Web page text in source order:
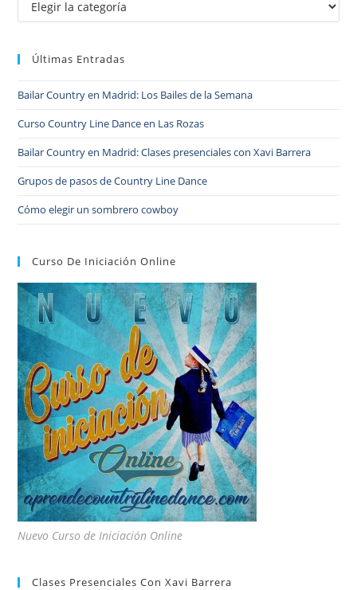
Últimas Entradas
Bailar Country en Madrid: Los Bailes de la Semana
Curso Country Line Dance en Las Rozas
Bailar Country en Madrid: Clases presenciales con Xavi Barrera
Grupos de pasos de Country Line Dance
Cómo elegir un sombrero cowboy
Curso De Iniciación Online
Nuevo Curso de Iniciación Online
Clases Presenciales Con Xavi Barrera